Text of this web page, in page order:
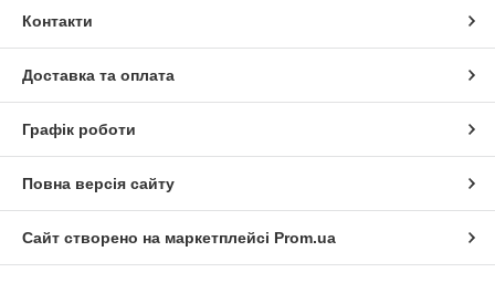
Контакти
Доставка та оплата
Графік роботи
Повна версія сайту
Сайт створено на маркетплейсі Prom.ua